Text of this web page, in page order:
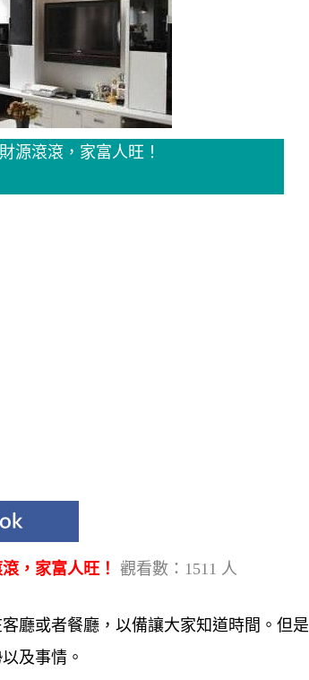
源滾滾，家富人旺！
，家富人旺！ 觀看數：1511 人
廳或者餐廳，以備讓大家知道時間。但是
及事情。